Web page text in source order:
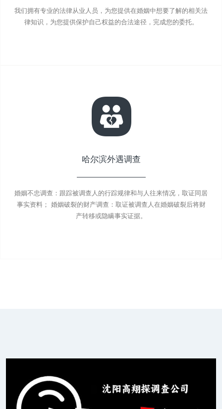
我们拥有专业的法律从业人员，为您提供在婚姻中想要了解的相关法
律知识，为您提供保护自己权益的合法途径，完成您的委托。
哈尔滨外遇调查
婚姻不忠调查：跟踪被调查人的行踪规律和与人往来情况，取证同居
事实资料； 婚姻破裂的财产调查：取证被调查人在婚姻破裂后将财
产转移或隐瞒事实证据。